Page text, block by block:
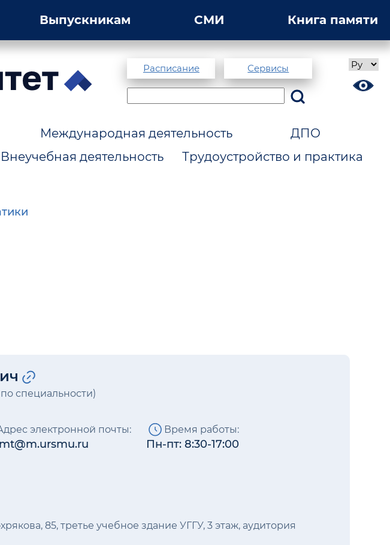
Выпускникам СМИ Книга памяти
Расписание Сервисы
Международная деятельность
ДПО
Внеучебная деятельность Трудоустройство и практика
специальности)
электронной почты: Время работы:
Пн-пт: 8:30-17:00
85, третье учебное здание УГГУ, 3 этаж, аудитория